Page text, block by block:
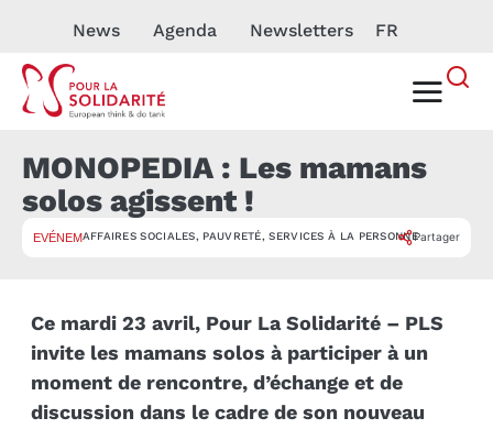
News Agenda Newsletters FR
MONOPEDIA : Les mamans
solos agissent !
EVÉNEMENTAFFAIRES SOCIALES, PAUVRETÉ,SERVICES À LA PERSONNEPartager
Ce mardi 23 avril, Pour La Solidarité – PLS
invite les mamans solos à participer à un
moment de rencontre, d’échange et de
discussion dans le cadre de son nouveau